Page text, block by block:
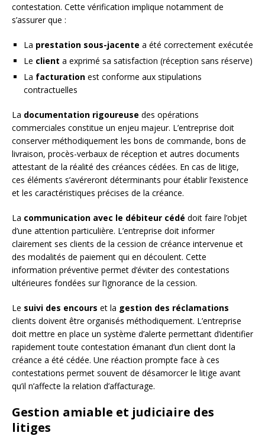
contestation. Cette vérification implique notamment de
s’assurer que :
La prestation sous-jacente a été correctement exécutée
Le client a exprimé sa satisfaction (réception sans réserve)
La facturation est conforme aux stipulations
contractuelles
La documentation rigoureuse des opérations
commerciales constitue un enjeu majeur. L’entreprise doit
conserver méthodiquement les bons de commande, bons de
livraison, procès-verbaux de réception et autres documents
attestant de la réalité des créances cédées. En cas de litige,
ces éléments s’avéreront déterminants pour établir l’existence
et les caractéristiques précises de la créance.
La communication avec le débiteur cédé doit faire l’objet
d’une attention particulière. L’entreprise doit informer
clairement ses clients de la cession de créance intervenue et
des modalités de paiement qui en découlent. Cette
information préventive permet d’éviter des contestations
ultérieures fondées sur l’ignorance de la cession.
Le suivi des encours et la gestion des réclamations
clients doivent être organisés méthodiquement. L’entreprise
doit mettre en place un système d’alerte permettant d’identifier
rapidement toute contestation émanant d’un client dont la
créance a été cédée. Une réaction prompte face à ces
contestations permet souvent de désamorcer le litige avant
qu’il n’affecte la relation d’affacturage.
Gestion amiable et judiciaire des
litiges